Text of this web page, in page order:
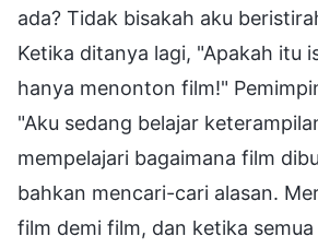
ada? Tidak bisakah aku
Ketika ditanya lagi, "Apakah itu
hanya menonton film!"
"Aku sedang belajar
mempelajari bagaimana film
bahkan mencari-cari alasan.
film demi film, dan ketika